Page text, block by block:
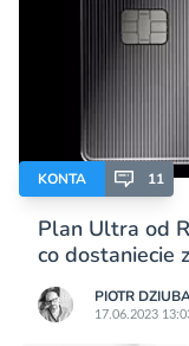
KONTA 11
Plan Ultra od
co dostaniecie
PIOTR
17.06.2023